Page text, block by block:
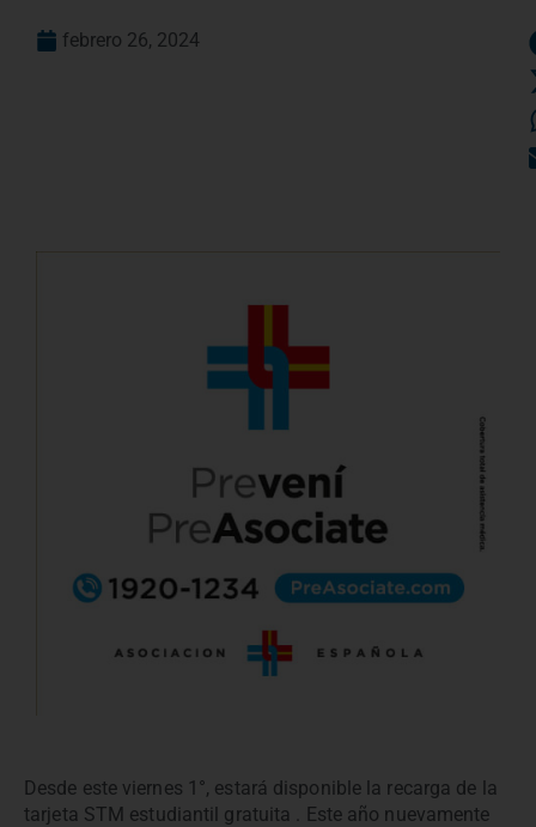
febrero 26, 2024
Desde este viernes 1°, estará disponible la recarga de la
tarjeta STM estudiantil gratuita . Este año nuevamente